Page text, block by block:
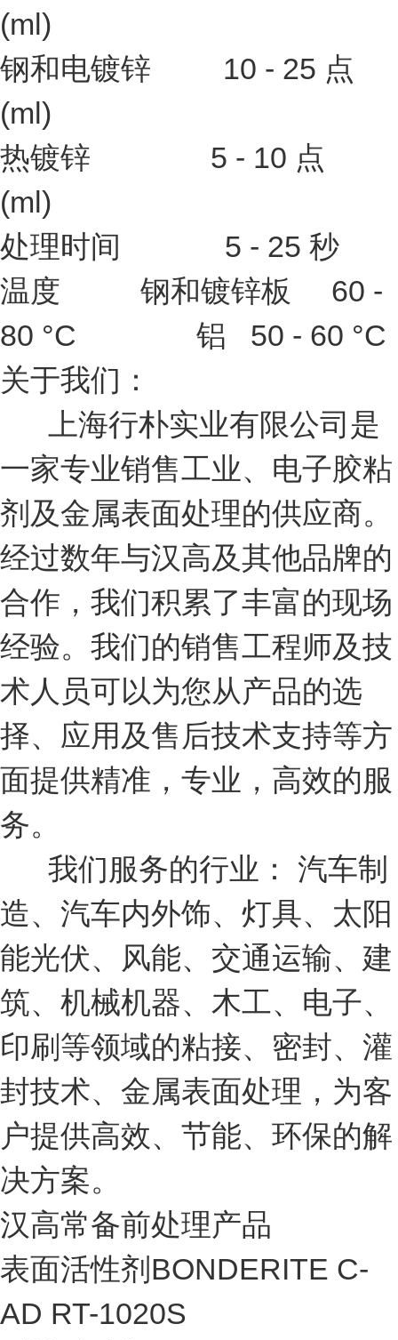
(ml)
钢和电镀锌 10 - 25 点
(ml)
热镀锌 5 - 10 点
(ml)
处理时间 5 - 25 秒
温度 钢和镀锌板 60 -
80 °C 铝 50 - 60 °C
关于我们：
上海行朴实业有限公司是
一家专业销售工业、电子胶粘
剂及金属表面处理的供应商。
经过数年与汉高及其他品牌的
合作，我们积累了丰富的现场
经验。我们的销售工程师及技
术人员可以为您从产品的选
择、应用及售后技术支持等方
面提供精准，专业，高效的服
务。
我们服务的行业： 汽车制
造、汽车内外饰、灯具、太阳
能光伏、风能、交通运输、建
筑、机械机器、木工、电子、
印刷等领域的粘接、密封、灌
封技术、金属表面处理，为客
户提供高效、节能、环保的解
决方案。
汉高常备前处理产品
表面活性剂BONDERITE C-
AD RT-1020S